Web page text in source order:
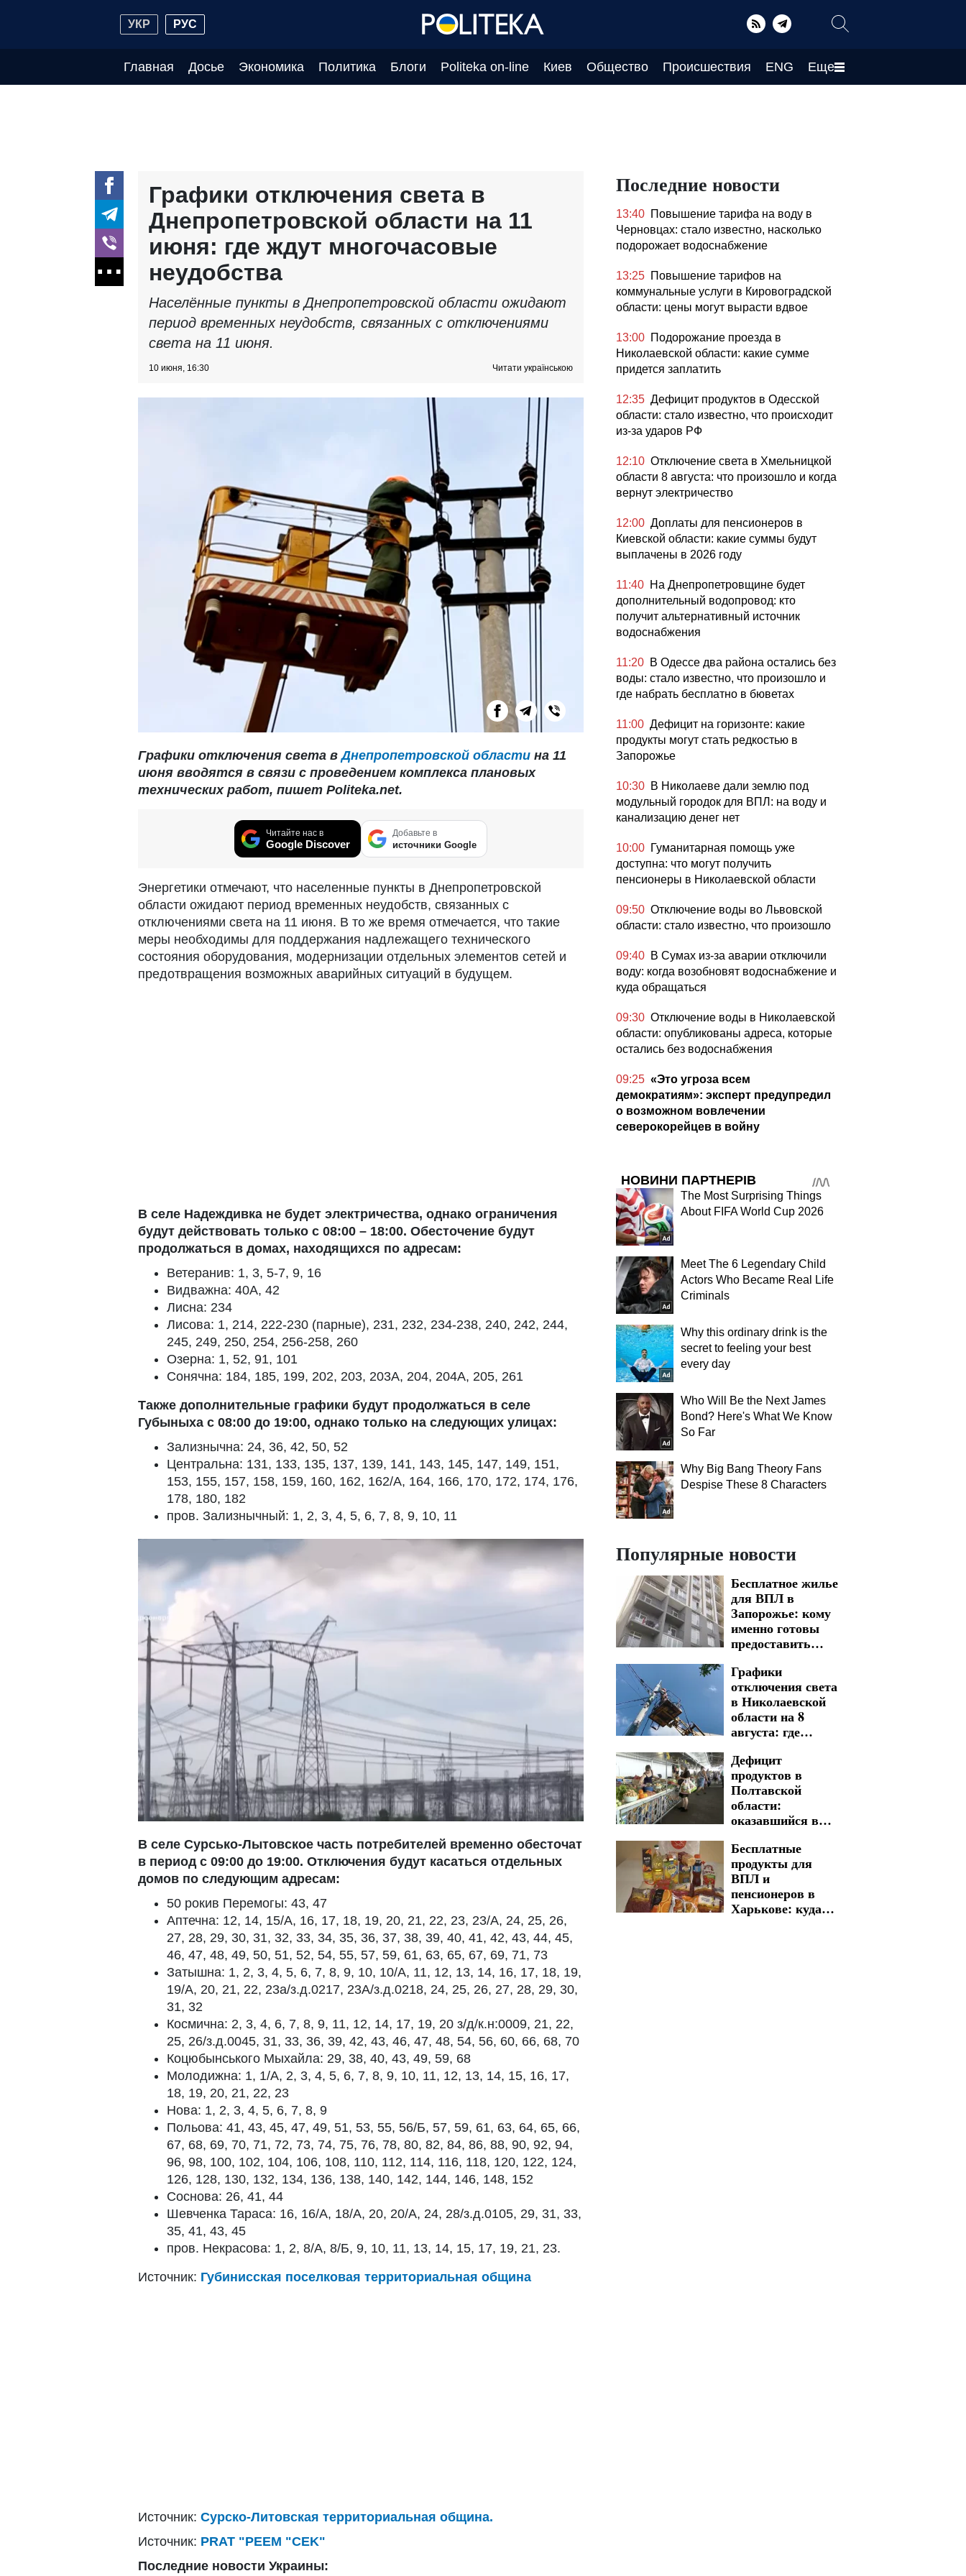
УКР РУС
Главная Досье Экономика Политика Блоги Politeka on-line Киев Общество Происшествия ENG Еще
Графики отключения света в
Днепропетровской области на 11
июня: где ждут многочасовые
неудобства
Населённые пункты в Днепропетровской области ожидают
период временных неудобств, связанных с отключениями
света на 11 июня.
10 июня, 16:30 Читати українською
Графики отключения света вДнепропетровской области на 11
июня вводятся в связи с проведением комплекса плановых
технических работ, пишет Politeka.net.
Читайте нас в
Google Discover
Добавьте в
источники Google
Энергетики отмечают, что населенные пункты в Днепропетровской
области ожидают период временных неудобств, связанных с
отключениями света на 11 июня. В то же время отмечается, что такие
меры необходимы для поддержания надлежащего технического
состояния оборудования, модернизации отдельных элементов сетей и
предотвращения возможных аварийных ситуаций в будущем.
В селе Надеждивка не будет электричества, однако ограничения
будут действовать только с 08:00 – 18:00. Обесточение будут
продолжаться в домах, находящихся по адресам:
Ветеранив: 1, 3, 5-7, 9, 16
Видважна: 40А, 42
Лисна: 234
Лисова: 1, 214, 222-230 (парные), 231, 232, 234-238, 240, 242, 244,
245, 249, 250, 254, 256-258, 260
Озерна: 1, 52, 91, 101
Сонячна: 184, 185, 199, 202, 203, 203А, 204, 204А, 205, 261
Также дополнительные графики будут продолжаться в селе
Губыныха с 08:00 до 19:00, однако только на следующих улицах:
Зализнычна: 24, 36, 42, 50, 52
Центральна: 131, 133, 135, 137, 139, 141, 143, 145, 147, 149, 151,
153, 155, 157, 158, 159, 160, 162, 162/А, 164, 166, 170, 172, 174, 176,
178, 180, 182
пров. Зализнычный: 1, 2, 3, 4, 5, 6, 7, 8, 9, 10, 11
В селе Сурсько-Лытовское часть потребителей временно обесточат
в период с 09:00 до 19:00. Отключения будут касаться отдельных
домов по следующим адресам:
50 рокив Перемогы: 43, 47
Аптечна: 12, 14, 15/А, 16, 17, 18, 19, 20, 21, 22, 23, 23/А, 24, 25, 26,
27, 28, 29, 30, 31, 32, 33, 34, 35, 36, 37, 38, 39, 40, 41, 42, 43, 44, 45,
46, 47, 48, 49, 50, 51, 52, 54, 55, 57, 59, 61, 63, 65, 67, 69, 71, 73
Затышна: 1, 2, 3, 4, 5, 6, 7, 8, 9, 10, 10/А, 11, 12, 13, 14, 16, 17, 18, 19,
19/А, 20, 21, 22, 23а/з.д.0217, 23А/з.д.0218, 24, 25, 26, 27, 28, 29, 30,
31, 32
Космична: 2, 3, 4, 6, 7, 8, 9, 11, 12, 14, 17, 19, 20 з/д/к.н:0009, 21, 22,
25, 26/з.д.0045, 31, 33, 36, 39, 42, 43, 46, 47, 48, 54, 56, 60, 66, 68, 70
Коцюбынського Мыхайла: 29, 38, 40, 43, 49, 59, 68
Молодижна: 1, 1/А, 2, 3, 4, 5, 6, 7, 8, 9, 10, 11, 12, 13, 14, 15, 16, 17,
18, 19, 20, 21, 22, 23
Нова: 1, 2, 3, 4, 5, 6, 7, 8, 9
Польова: 41, 43, 45, 47, 49, 51, 53, 55, 56/Б, 57, 59, 61, 63, 64, 65, 66,
67, 68, 69, 70, 71, 72, 73, 74, 75, 76, 78, 80, 82, 84, 86, 88, 90, 92, 94,
96, 98, 100, 102, 104, 106, 108, 110, 112, 114, 116, 118, 120, 122, 124,
126, 128, 130, 132, 134, 136, 138, 140, 142, 144, 146, 148, 152
Соснова: 26, 41, 44
Шевченка Тараса: 16, 16/А, 18/А, 20, 20/А, 24, 28/з.д.0105, 29, 31, 33,
35, 41, 43, 45
пров. Некрасова: 1, 2, 8/А, 8/Б, 9, 10, 11, 13, 14, 15, 17, 19, 21, 23.
Источник: Губинисская поселковая территориальная община
Источник: Сурско-Литовская территориальная община.
Источник: PRAT "PEEM "CEK"
Последние новости Украины:
Последние новости
13:40 Повышение тарифа на воду в
Черновцах: стало известно, насколько
подорожает водоснабжение
13:25 Повышение тарифов на
коммунальные услуги в Кировоградской
области: цены могут вырасти вдвое
13:00 Подорожание проезда в
Николаевской области: какие сумме
придется заплатить
12:35 Дефицит продуктов в Одесской
области: стало известно, что происходит
из-за ударов РФ
12:10 Отключение света в Хмельницкой
области 8 августа: что произошло и когда
вернут электричество
12:00 Доплаты для пенсионеров в
Киевской области: какие суммы будут
выплачены в 2026 году
11:40 На Днепропетровщине будет
дополнительный водопровод: кто
получит альтернативный источник
водоснабжения
11:20 В Одессе два района остались без
воды: стало известно, что произошло и
где набрать бесплатно в бюветах
11:00 Дефицит на горизонте: какие
продукты могут стать редкостью в
Запорожье
10:30 В Николаеве дали землю под
модульный городок для ВПЛ: на воду и
канализацию денег нет
10:00 Гуманитарная помощь уже
доступна: что могут получить
пенсионеры в Николаевской области
09:50 Отключение воды во Львовской
области: стало известно, что произошло
09:40 В Сумах из-за аварии отключили
воду: когда возобновят водоснабжение и
куда обращаться
09:30 Отключение воды в Николаевской
области: опубликованы адреса, которые
остались без водоснабжения
09:25 «Это угроза всем
демократиям»: эксперт предупредил
о возможном вовлечении
северокорейцев в войну
НОВИНИ ПАРТНЕРІВ
The Most Surprising Things
About FIFA World Cup 2026
Meet The 6 Legendary Child
Actors Who Became Real Life
Criminals
Why this ordinary drink is the
secret to feeling your best
every day
Who Will Be the Next James
Bond? Here's What We Know
So Far
Why Big Bang Theory Fans
Despise These 8 Characters
Популярные новости
Бесплатное жилье
для ВПЛ в
Запорожье: кому
именно готовы
предоставить
проживания
Графики
отключения света
в Николаевской
области на 8
августа: где
длительные
ограничения
Дефицит
продуктов в
Полтавской
области:
оказавшийся в
Бесплатные
продукты для
ВПЛ и
пенсионеров в
Харькове: куда